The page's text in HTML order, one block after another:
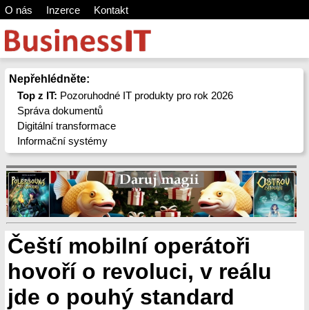
O nás Inzerce Kontakt
Nepřehlédněte:
Top z IT: Pozoruhodné IT produkty pro rok 2026
Správa dokumentů
Digitální transformace
Informační systémy
Čeští mobilní operátoři
hovoří o revoluci, v reálu
jde o pouhý standard